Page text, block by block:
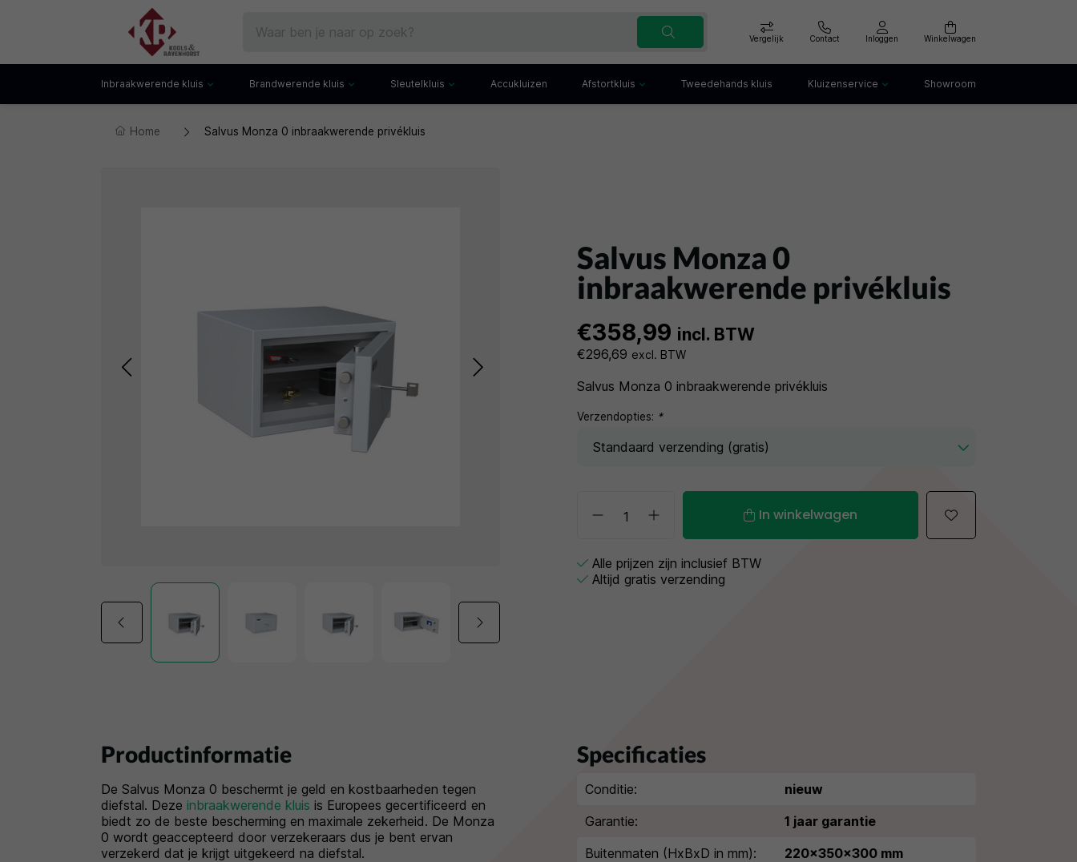
Vergelijk Contact Inloggen Winkelwagen
Inbraakwerende kluis
Gecertificeerde kluis
Brandwerende kluis
Documentenkluis
Sleutelkluis
Inbraakwerende sleutelkluis
Accukluizen Afstortkluis Tweedehands kluis Kluizenservice Showroom
Home Salvus Monza 0 inbraakwerende privékluis
Salvus Monza 0
inbraakwerende privékluis
€358,99 incl. BTW
€296,69 excl. BTW
Salvus Monza 0 inbraakwerende privékluis
Verzendopties: *
In winkelwagen
Alle prijzen zijn inclusief BTW
Altijd gratis verzending
Productinformatie
De Salvus Monza 0 beschermt je geld en kostbaarheden tegen
diefstal. Deze inbraakwerende kluis is Europees gecertificeerd en
biedt zo de beste bescherming en maximale zekerheid. De Monza
0 wordt geaccepteerd door verzekeraars dus je bent ervan
verzekerd dat je krijgt uitgekeerd na diefstal.
Specificaties
Conditie:
nieuw
Garantie:
1 jaar garantie
Buitenmaten (HxBxD in mm):
220x350x300 mm